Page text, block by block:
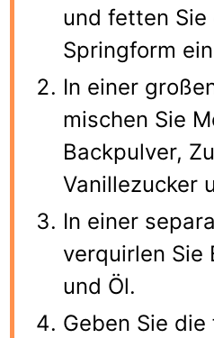
und fetten Sie
Springform
In einer
mischen Sie
Backpulver,
Vanillezucker
In einer
verquirlen Sie
und Öl.
Geben Sie